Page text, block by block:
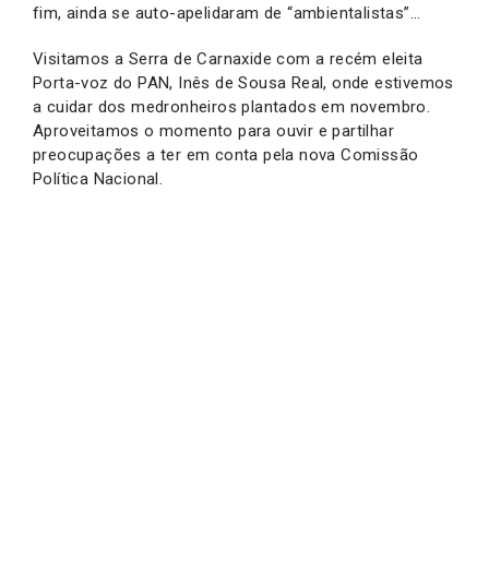
fim, ainda se auto-apelidaram de “ambientalistas”…
Visitamos a Serra de Carnaxide com a recém eleita
Porta-voz do PAN, Inês de Sousa Real, onde estivemos
a cuidar dos medronheiros plantados em novembro.
Aproveitamos o momento para ouvir e partilhar
preocupações a ter em conta pela nova Comissão
Política Nacional.